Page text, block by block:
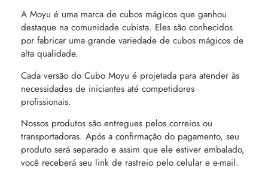
A Moyu é uma marca de cubos mágicos que ganhou
destaque na comunidade cubista. Eles são conhecidos
por fabricar uma grande variedade de cubos mágicos de
alta qualidade.
Cada versão do Cubo Moyu é projetada para atender às
necessidades de iniciantes até competidores
profissionais.
Nossos produtos são entregues pelos correios ou
transportadoras. Após a confirmação do pagamento, seu
produto será separado e assim que ele estiver embalado,
você receberá seu link de rastreio pelo celular e e-mail.